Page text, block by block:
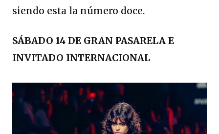
siendo esta la número doce.
SÁBADO 14 DE GRAN PASARELA E
INVITADO INTERNACIONAL